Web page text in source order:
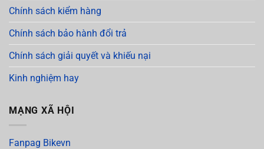
Chính sách kiểm hàng
Chính sách bảo hành đổi trả
Chính sách giải quyết và khiếu nại
Kinh nghiệm hay
MẠNG XÃ HỘI
Fanpag Bikevn